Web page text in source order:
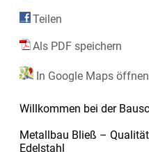
Teilen
Als PDF speichern
In Google Maps öffnen
Willkommen bei der
Metallbau Bließ –
Edelstahl